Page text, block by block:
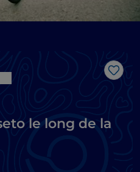
le long de la